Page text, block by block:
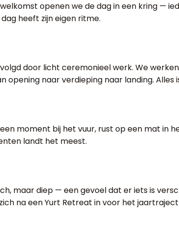
openen we de dag in een kring —
heeft zijn eigen ritme.
door licht ceremonieel werk. We
naar verdieping naar landing. Alles
moment bij het vuur, rust op een mat in
landt het meest.
maar diep — een gevoel dat er iets is
na een Yurt Retreat in voor het